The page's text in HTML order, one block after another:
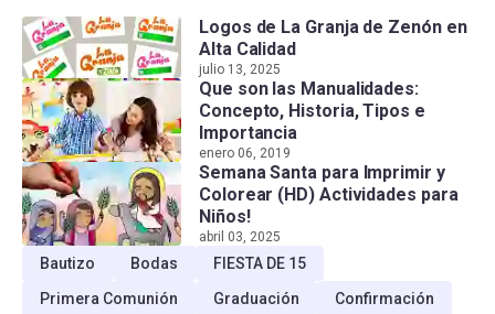
Logos de La Granja de Zenón en
Alta Calidad
julio 13, 2025
Que son las Manualidades:
Concepto, Historia, Tipos e
Importancia
enero 06, 2019
Semana Santa para Imprimir y
Colorear (HD) Actividades para
Niños!
abril 03, 2025
Bautizo Bodas
FIESTA DE 15
Primera Comunión
Graduación Confirmación